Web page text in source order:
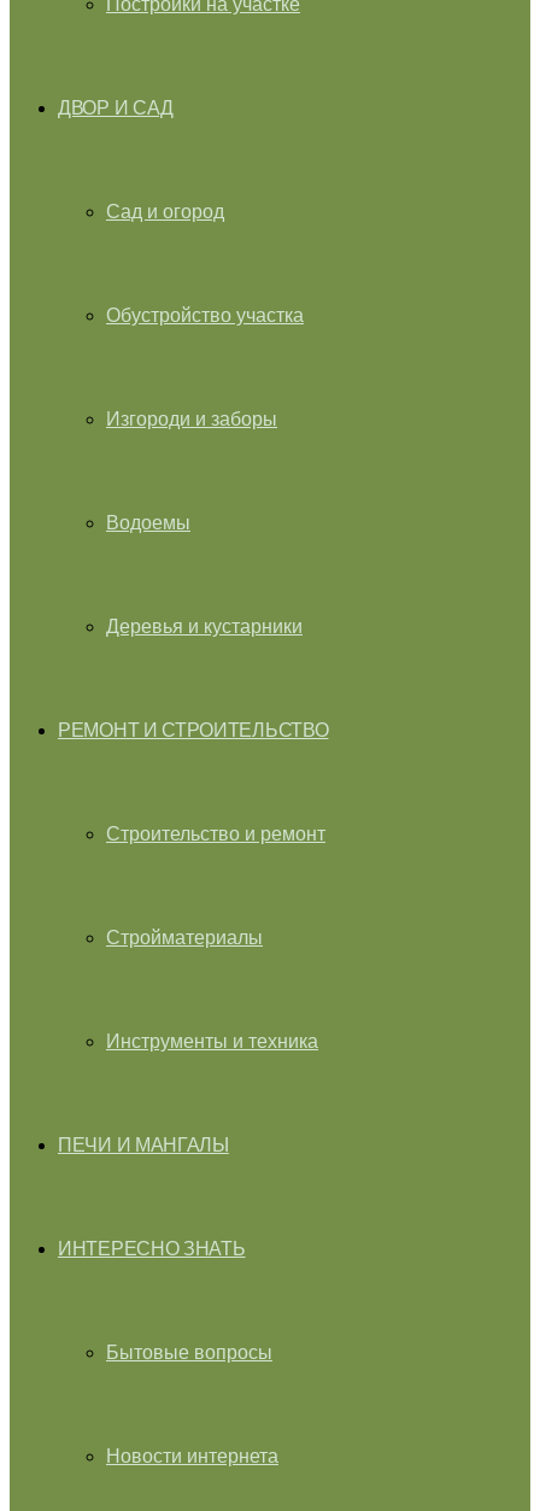
Постройки на участке
ДВОР И САД
Сад и огород
Обустройство участка
Изгороди и заборы
Водоемы
Деревья и кустарники
РЕМОНТ И СТРОИТЕЛЬСТВО
Строительство и ремонт
Стройматериалы
Инструменты и техника
ПЕЧИ И МАНГАЛЫ
ИНТЕРЕСНО ЗНАТЬ
Бытовые вопросы
Новости интернета